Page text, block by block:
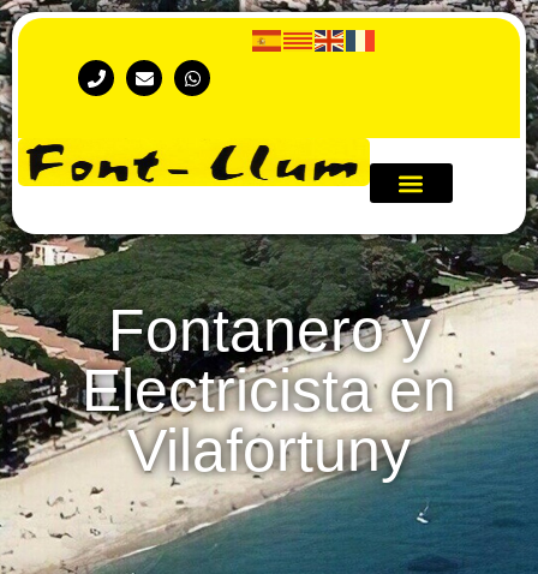
Fontanero y
Electricista en
Vilafortuny